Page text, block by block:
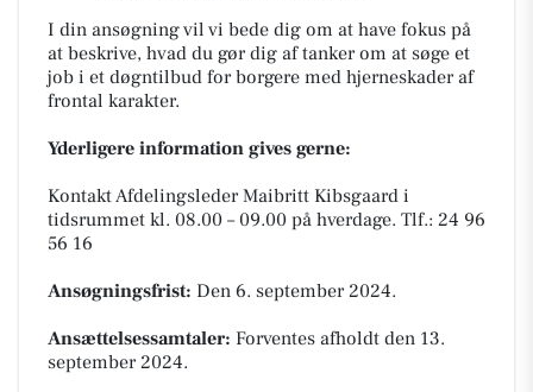
I din ansøgning vil vi bede dig om at have fokus på
at beskrive, hvad du gør dig af tanker om at søge et
job i et døgntilbud for borgere med hjerneskader af
frontal karakter.
Yderligere information gives gerne:
Kontakt Afdelingsleder Maibritt Kibsgaard i
tidsrummet kl. 08.00 – 09.00 på hverdage. Tlf.: 24 96
56 16
Ansøgningsfrist: Den 6. september 2024.
Ansættelsessamtaler: Forventes afholdt den 13.
september 2024.